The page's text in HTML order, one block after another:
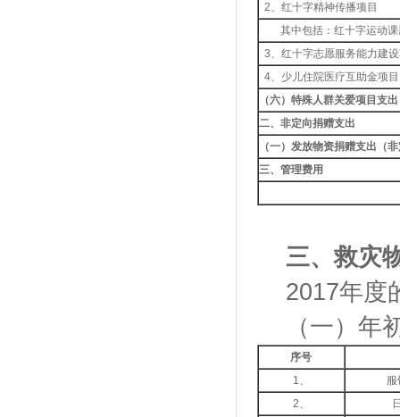
2、红十字精神传播项目
其中包括：红十字运动课
3、红十字志愿服务能力建
4、少儿住院医疗互助金项目
（六）特殊人群关爱项目支出
二、非定向捐赠支出
（一）发放物资捐赠支出（
三、管理费用
三、救灾
2017年度
（一）年
序号
1、
服
2、